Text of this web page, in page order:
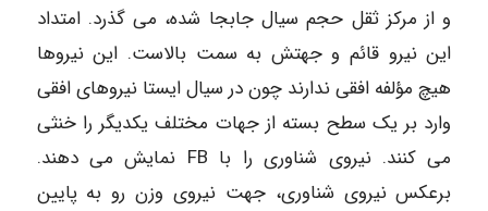
و از مرکز ثقل حجم سیال جابجا شده، می گذرد. امتداد
این نیرو قائم و جهتش به سمت بالاست. این نیروها
هیچ مؤلفه افقى ندارند چون در سیال ایستا نیروهای افقی
وارد بر یک سطح بسته از جهات مختلف یکدیگر را خنثی
می کنند. نیروی شناوری را با FB نمایش می دهند.
برعکس نیروی شناوری، جهت نیروی وزن رو به پایین